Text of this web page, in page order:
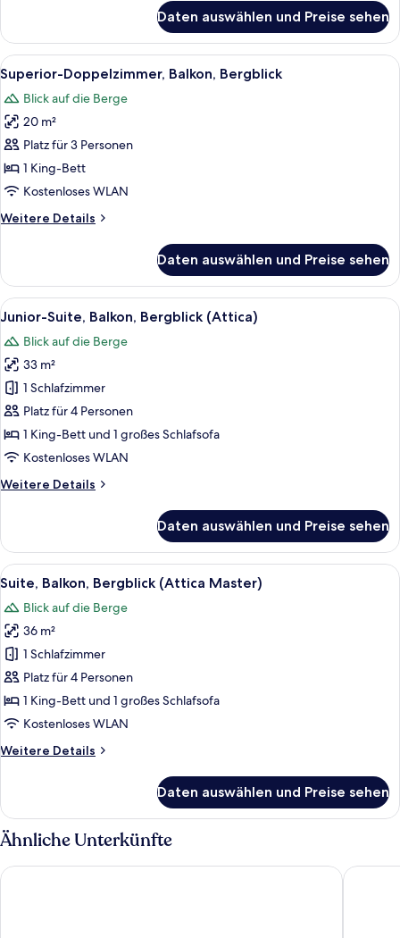
Doppelzimmer,
Bergblick
Daten auswählen und Preise sehen
Alle
Fotos
für
Superior-
Doppelzimmer,
Balkon,
Bergblick
Ein Schlafzimmer mit einem
2
Superior-Doppelzimmer, Balkon, Bergblick
Blick auf die Berge
20 m²
Platz für 3 Personen
1 King-Bett
Kostenloses WLAN
Weitere Details
Weitere
Doppelzimmer,
Balkon,
Bergblick
Daten auswählen und Preise sehen
Alle
Fotos
für
Junior-
Suite,
Balkon,
Bergblick
(Attica)
Ein Schlafzimmer mit einem Holz-
1
Junior-Suite, Balkon, Bergblick (Attica)
Blick auf die Berge
33 m²
1 Schlafzimmer
Platz für 4 Personen
1 King-Bett und 1 großes Schlafsofa
Kostenloses WLAN
Weitere Details
Weitere
Suite,
Balkon,
Bergblick
Daten auswählen und Preise sehen
Alle
Fotos
für
Suite,
Balkon,
Bergblick
(Attica
Master)
Ein Schlafzimmer mit schrägen
1
Suite, Balkon, Bergblick (Attica Master)
Blick auf die Berge
36 m²
1 Schlafzimmer
Platz für 4 Personen
1 King-Bett und 1 großes Schlafsofa
Kostenloses WLAN
Weitere Details
Weitere
Balkon,
Bergblick
(Attica
Master)
Daten auswählen und Preise sehen
Ähnliche Unterkünfte
Hilton Garden Inn Davos Hotel